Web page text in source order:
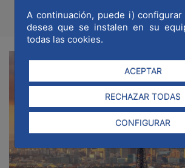
A continuación, puede i)
desea que se instalen en su
todas las cookies.
ACEPTAR
RECHAZAR TODAS
CONFIGURAR